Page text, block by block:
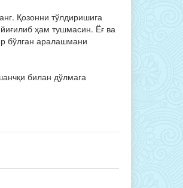
Қозонни тўлдиришига
ҳам тушмасин. Ёғ ва
бўлган аралашмани
билан дўлмага